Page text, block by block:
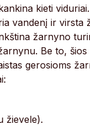
kieti
vandenį ir virsta
žarnyno
Be to,
gerosioms
žievele).